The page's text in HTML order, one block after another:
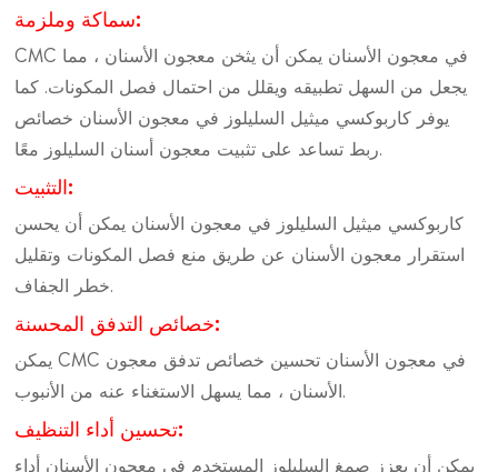
سماكة وملزمة:
CMC في معجون الأسنان يمكن أن يثخن معجون الأسنان ، مما
يجعل من السهل تطبيقه ويقلل من احتمال فصل المكونات. كما
يوفر كاربوكسي ميثيل السليلوز في معجون الأسنان خصائص
ربط تساعد على تثبيت معجون أسنان السليلوز معًا.
التثبيت:
كاربوكسي ميثيل السليلوز في معجون الأسنان يمكن أن يحسن
استقرار معجون الأسنان عن طريق منع فصل المكونات وتقليل
خطر الجفاف.
خصائص التدفق المحسنة:
يمكن CMC في معجون الأسنان تحسين خصائص تدفق معجون
الأسنان ، مما يسهل الاستغناء عنه من الأنبوب.
تحسين أداء التنظيف:
يمكن أن يعزز صمغ السليلوز المستخدم في معجون الأسنان أداء